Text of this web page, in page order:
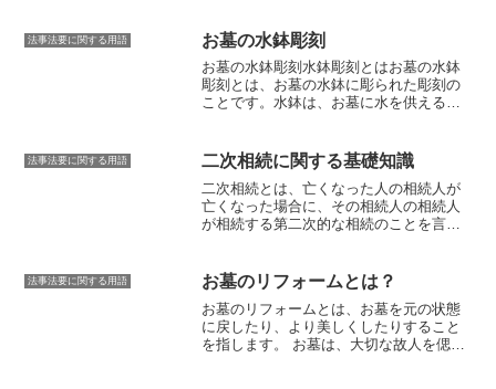
す。その後、棺を火葬場に運び、荼毘に付します。
法事法要に関する用語 お墓の水鉢彫刻
お墓の水鉢彫刻水鉢彫刻とはお墓の水鉢
彫刻とは、お墓の水鉢に彫られた彫刻の
ことです。水鉢は、お墓に水を供えるた
内容は、故人の思い出や性格を表現した
ものが多いですが、宗教的なモチーフや
自然をモチーフにしたものもあります。
水鉢彫刻は、お墓の美観を高めるために
施されるもので、その技術は古くから受
要があります。その後、彫刻師が彫刻刀
は、手作業で行われるため、彫刻師の技
術やセンスによって、その出来が大きく
異なります。水鉢彫刻は、お墓に個性を
法事法要に関する用語 二次相続に関する基礎知識
二次相続とは、亡くなった人の相続人が
亡くなった場合に、その相続人の相続人
が相続する第二次的な相続のことを言い
すが、二次相続では、一次相続人の配偶
者や子ども、孫などが相続人となりま
す。二次相続が発生する理由は、主に2つ
あります。1つは、一次相続人が亡くなっ
た時点で未成年であったり、認知症など
法事法要に関する用語 お墓のリフォームとは？
お墓のリフォームとは、お墓を元の状態
に戻したり、より美しくしたりすること
を指します。
お墓は、大切な故人を偲ぶ